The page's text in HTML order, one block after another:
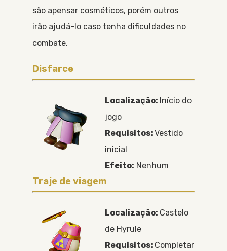
são apensar cosméticos, porém outros
irão ajudá-lo caso tenha dificuldades no
combate.
Disfarce
Localização: Início do
jogo
Requisitos:Vestido
inicial
Efeito: Nenhum
Traje de viagem
Localização: Castelo
de Hyrule
Requisitos: Completar